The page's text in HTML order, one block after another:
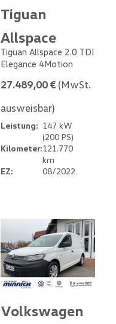
Tiguan
Allspace
Tiguan Allspace 2.0 TDI
Elegance 4Motion
27.489,00 € (MwSt.
ausweisbar)
Leistung: 147 kW
(200 PS)
Kilometer:121.770
km
EZ:
08/2022
Volkswagen